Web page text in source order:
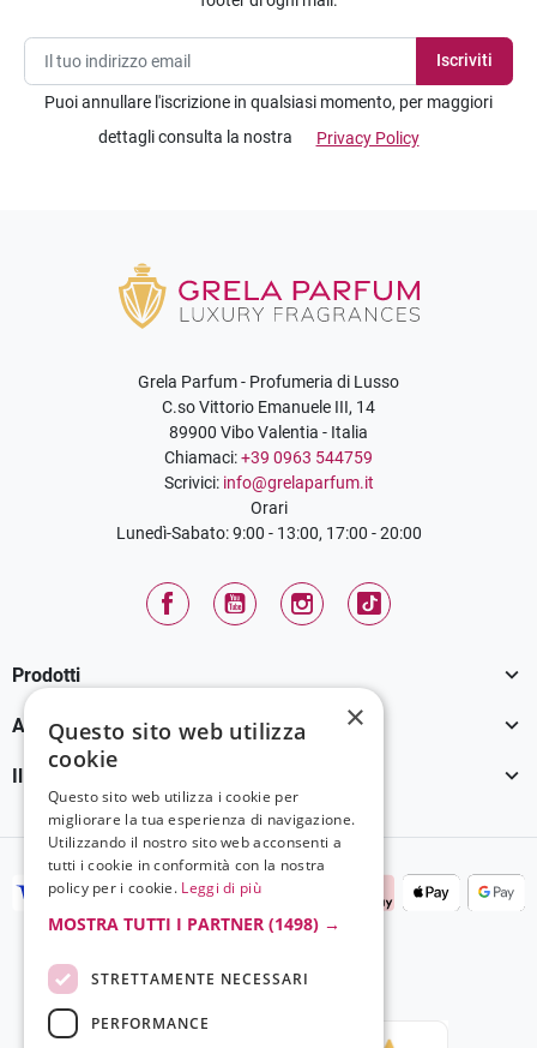
Puoi annullare l'iscrizione in qualsiasi momento, per maggiori
dettagli consulta la nostra
Privacy Policy
Grela Parfum - Profumeria di Lusso
C.so Vittorio Emanuele III, 14
89900 Vibo Valentia - Italia
Chiamaci:+39 0963 544759
Scrivici: info@grelaparfum.it
Orari
Lunedì-Sabato: 9:00 - 13:00, 17:00 - 20:00
FacebookYouTube InstagramTikTok
Prodotti 
Assistenza Clienti 
Il tuo account 
×
Questo sito web utilizza
cookie
Questo sito web utilizza i cookie per
migliorare la tua esperienza di navigazione.
Utilizzando il nostro sito web acconsenti a
tutti i cookie in conformità con la nostra
policy per i cookie. Leggi di più
MOSTRA TUTTI I PARTNER (1498) →
STRETTAMENTE NECESSARI
PERFORMANCE